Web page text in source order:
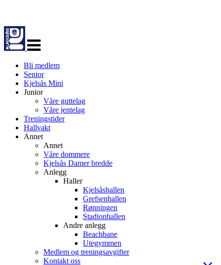
navigasjon
Bli medlem
Senior
Kjelsås Mini
Junior
Våre guttelag
Våre jentelag
Treningstider
Hallvakt
Annet
Annet
Våre dommere
Kjelsås Damer bredde
Anlegg
Haller
Kjelsåshallen
Grefsenhallen
Rønningen
Stadionhallen
Andre anlegg
Beachbane
Utegymmen
Medlem og treningsavgifter
Kontakt oss